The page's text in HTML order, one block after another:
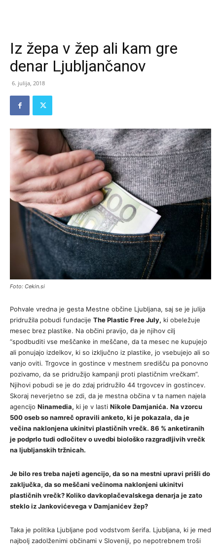
Iz žepa v žep ali kam gre
denar Ljubljančanov
6. julija, 2018
Foto: Cekin.si
Pohvale vredna je gesta Mestne občine Ljubljana, saj se je julija
pridružila pobudi fundacije The Plastic Free July, ki obeležuje
mesec brez plastike. Na občini pravijo, da je njihov cilj
“spodbuditi vse meščanke in meščane, da ta mesec ne kupujejo
ali ponujajo izdelkov, ki so izključno iz plastike, jo vsebujejo ali so
vanjo oviti. Trgovce in gostince v mestnem središču pa ponovno
pozivamo, da se pridružijo kampanji proti plastičnim vrečkam”.
Njihovi pobudi se je do zdaj pridružilo 44 trgovcev in gostincev.
Skoraj neverjetno se zdi, da je mestna občina v ta namen najela
agencijo Ninamedia, ki je v lasti Nikole Damjanića. Na vzorcu
500 oseb so namreč opravili anketo, ki je pokazala, da je
večina naklonjena ukinitvi plastičnih vrečk. 86 % anketiranih
je podprlo tudi odločitev o uvedbi biološko razgradljivih vrečk
na ljubljanskih tržnicah.
Je bilo res treba najeti agencijo, da so na mestni upravi prišli do
zaključka, da so meščani večinoma naklonjeni ukinitvi
plastičnih vrečk? Koliko davkoplačevalskega denarja je zato
steklo iz Jankovićevega v Damjanićev žep?
Taka je politika Ljubljane pod vodstvom šerifa. Ljubljana, ki je med
najbolj zadolženimi občinami v Sloveniji, po nepotrebnem troši